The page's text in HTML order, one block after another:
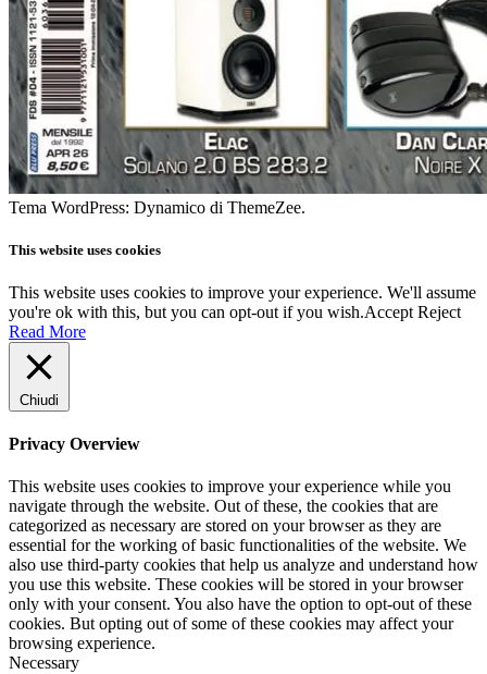
Tema WordPress: Dynamico di ThemeZee.
This website uses cookies
This website uses cookies to improve your experience. We'll assume
you're ok with this, but you can opt-out if you wish.Accept Reject
Read More
Chiudi
Privacy Overview
This website uses cookies to improve your experience while you
navigate through the website. Out of these, the cookies that are
categorized as necessary are stored on your browser as they are
essential for the working of basic functionalities of the website. We
also use third-party cookies that help us analyze and understand how
you use this website. These cookies will be stored in your browser
only with your consent. You also have the option to opt-out of these
cookies. But opting out of some of these cookies may affect your
browsing experience.
Necessary